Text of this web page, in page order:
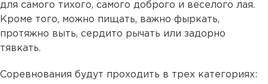
для самого тихого, самого доброго и веселого лая.
Кроме того, можно пищать, важно фыркать,
протяжно выть, сердито рычать или задорно
тявкать.
Соревнования будут проходить в трех категориях: